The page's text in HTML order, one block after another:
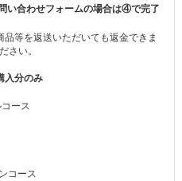
い合わせフォームの場合は④で完了
等を返送いただいても返金できま
さい。
分のみ
ース
コース